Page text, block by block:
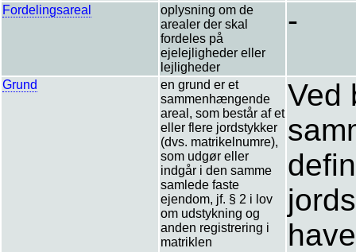
Fordelingsareal
oplysning om de
arealer der skal
fordeles på
ejelejligheder eller
lejligheder
-
Grund
en grund er et
sammenhængende
areal, som består af et
eller flere jordstykker
(dvs. matrikelnumre),
som udgør eller
indgår i den samme
samlede faste
ejendom, jf. § 2 i lov
om udstykning og
anden registrering i
matriklen
Ved